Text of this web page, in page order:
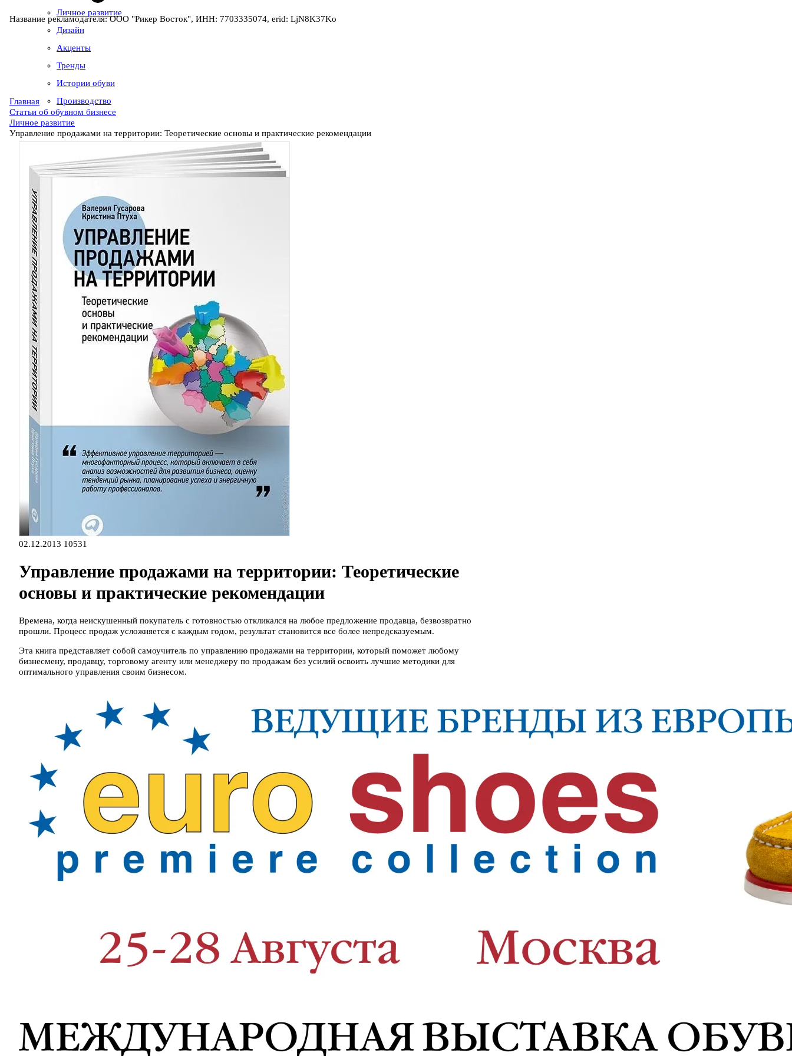
Личное развитие
Дизайн
Акценты
Тренды
Истории обуви
Производство
Название рекламодателя: ООО "Рикер Восток", ИНН: 7703335074, erid: LjN8K37Ko
Главная
Статьи об обувном бизнесе
Личное развитие
Управление продажами на территории: Теоретические основы и практические рекомендации
02.12.2013 10531
Управление продажами на территории: Теоретические
основы и практические рекомендации
Времена, когда неискушенный покупатель с готовностью откликался на любое предложение продавца, безвозвратно
прошли. Процесс продаж усложняется с каждым годом, результат становится все более непредсказуемым.
Эта книга представляет собой самоучитель по управлению продажами на территории, который поможет любому
бизнесмену, продавцу, торговому агенту или менеджеру по продажам без усилий освоить лучшие методики для
оптимального управления своим бизнесом.